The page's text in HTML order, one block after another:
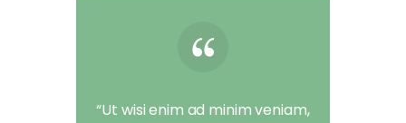
“Ut wisi enim ad minim veniam,